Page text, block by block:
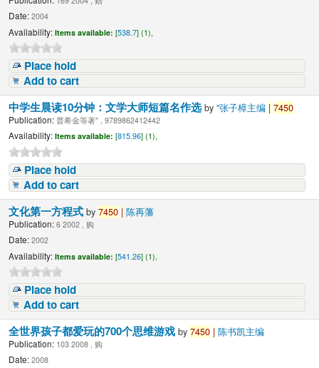
Date: 2004
Availability: Items available: [538.7] (1),
Place hold
Add to cart
中学生晨读10分钟：文学大师短篇名作选by"张子樟主编 | 7450
Publication: 普希金等著" , 9789862412442
Availability: Items available: [815.96] (1),
Place hold
Add to cart
文化第一方程式by7450 | 陈再藩
Publication: 6 2002 , 购
Date: 2002
Availability: Items available: [541.26] (1),
Place hold
Add to cart
全世界孩子都爱玩的700个思维游戏by7450 | 陈书凯主编
Publication: 103 2008 , 购
Date: 2008